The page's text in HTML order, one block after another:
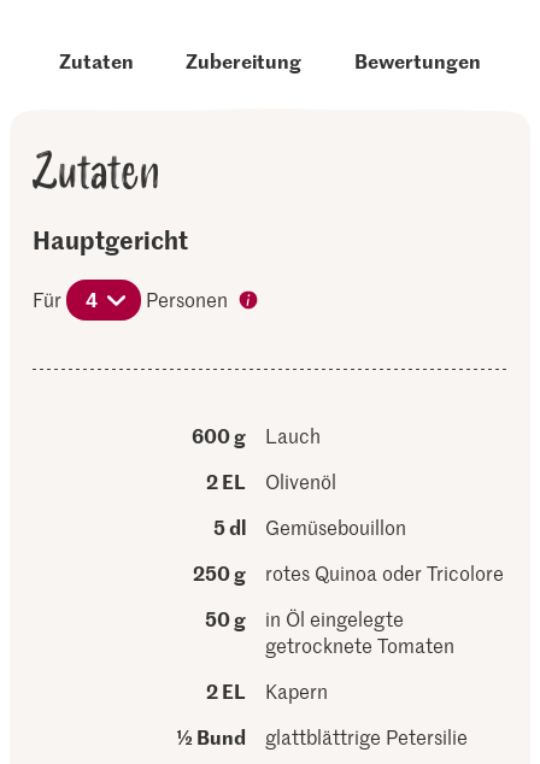
Zutaten Zubereitung Bewertungen
Zutaten
Hauptgericht
Für 4 Personen
600 g
Lauch
2 EL
Olivenöl
5 dl
Gemüsebouillon
250 g
rotes Quinoa oder Tricolore
50 g
in Öl eingelegte
getrocknete Tomaten
2 EL
Kapern
½ Bund
glattblättrige Petersilie